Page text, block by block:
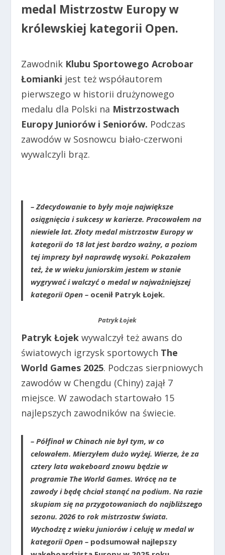
medal Mistrzostw Europy w
królewskiej kategorii Open.
Zawodnik Klubu Sportowego Acroboar
Łomianki jest też współautorem
pierwszego w historii drużynowego
medalu dla Polski na Mistrzostwach
Europy Juniorów i Seniorów. Podczas
zawodów w Sosnowcu biało-czerwoni
wywalczyli brąz.
– Zdecydowanie to były moje największe
osiągnięcia i sukcesy w karierze. Pracowałem na
niewiele lat. Złoty medal mistrzostw Europy w
kategorii do 18 lat jest bardzo ważny, a poziom
tej imprezy był naprawdę wysoki. Pokazałem
też, że w wieku juniorskim jestem w stanie
wygrywać i walczyć o medal w najważniejszej
kategorii Open – ocenił Patryk Łojek.
Patryk Łojek
Patryk Łojek wywalczył też awans do
światowych igrzysk sportowych The
World Games 2025. Podczas sierpniowych
zawodów w Chengdu (Chiny) zajął 7
miejsce. W zawodach startowało 15
najlepszych zawodników na świecie.
– Półfinał w Chinach nie był tym, w co
celowałem. Mierzyłem dużo wyżej. Wierze, że za
cztery lata wakeboard znowu będzie w
programie The World Games. Wrócę na te
zawody i będę chciał stanąć na podium. Na razie
skupiam się na przygotowaniach do najbliższego
sezonu. 2026 to rok mistrzostw świata.
Wychodzę z wieku juniorów i celuję w medal w
kategorii Open – podsumował najlepszy